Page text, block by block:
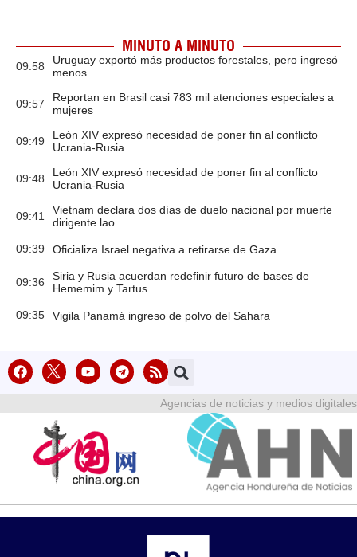
MINUTO A MINUTO
09:58
Uruguay exportó más productos forestales, pero ingresó
menos
09:57
Reportan en Brasil casi 783 mil atenciones especiales a
mujeres
09:49
León XIV expresó necesidad de poner fin al conflicto
Ucrania-Rusia
09:48
León XIV expresó necesidad de poner fin al conflicto
Ucrania-Rusia
09:41
Vietnam declara dos días de duelo nacional por muerte
dirigente lao
09:39 Oficializa Israel negativa a retirarse de Gaza
09:36
Siria y Rusia acuerdan redefinir futuro de bases de
Hememim y Tartus
09:35 Vigila Panamá ingreso de polvo del Sahara
Agencias de noticias y medios digitales